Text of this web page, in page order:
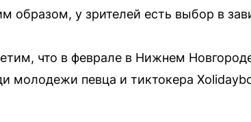
образом, у зрителей есть выбор в
что в феврале в Нижнем
молодежи певца и тиктокера